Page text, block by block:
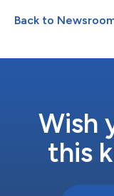
operazioni proattive,
Oltre vent’anni fa
Back to
Wish
this